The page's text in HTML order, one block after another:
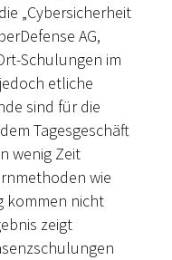
„Cybersicherheit
AG,
Schulungen im
etliche
sind für die
Tagesgeschäft
wenig Zeit
wie
kommen nicht
zeigt